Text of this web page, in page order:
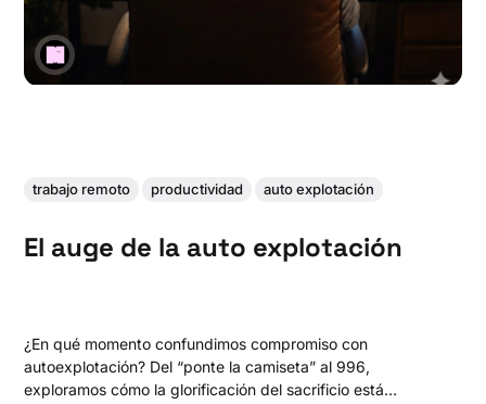
trabajo remoto productividad auto explotación
El auge de la auto explotación
¿En qué momento confundimos compromiso con
autoexplotación? Del “ponte la camiseta” al 996,
exploramos cómo la glorificación del sacrificio está